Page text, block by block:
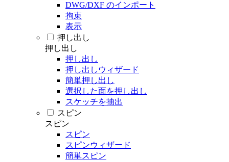
DWG/DXF のインポート
拘束
表示
押し出し
押し出し
押し出し
押し出しウィザード
簡単押し出し
選択した面を押し出し
スケッチを抽出
スピン
スピン
スピン
スピンウィザード
簡単スピン